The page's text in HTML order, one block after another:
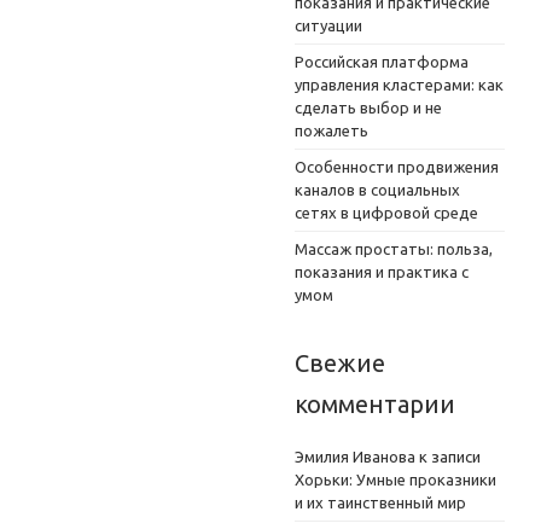
ситуации
Российская платформа
управления кластерами: как
сделать выбор и не
пожалеть
Особенности продвижения
каналов в социальных
сетях в цифровой среде
Массаж простаты: польза,
показания и практика с
умом
Свежие
комментарии
Эмилия Иванова к записи
Хорьки: Умные проказники
и их таинственный мир